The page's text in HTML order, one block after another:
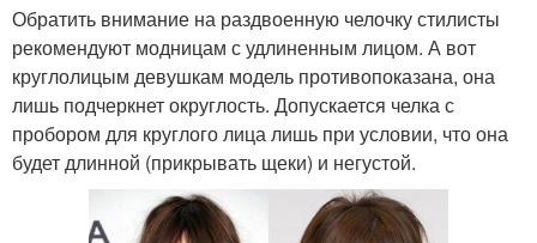
Обратить внимание на раздвоенную челочку стилисты
рекомендуют модницам с удлиненным лицом. А вот
круглолицым девушкам модель противопоказана, она
лишь подчеркнет округлость. Допускается челка с
пробором для круглого лица лишь при условии, что она
будет длинной (прикрывать щеки) и негустой.